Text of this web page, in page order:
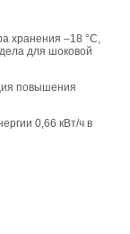
хранения –18 °С,
для шоковой
повышения
0,66 кВт/ч в